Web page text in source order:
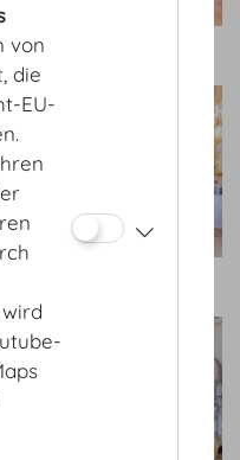
Appartment
von
die
EU-